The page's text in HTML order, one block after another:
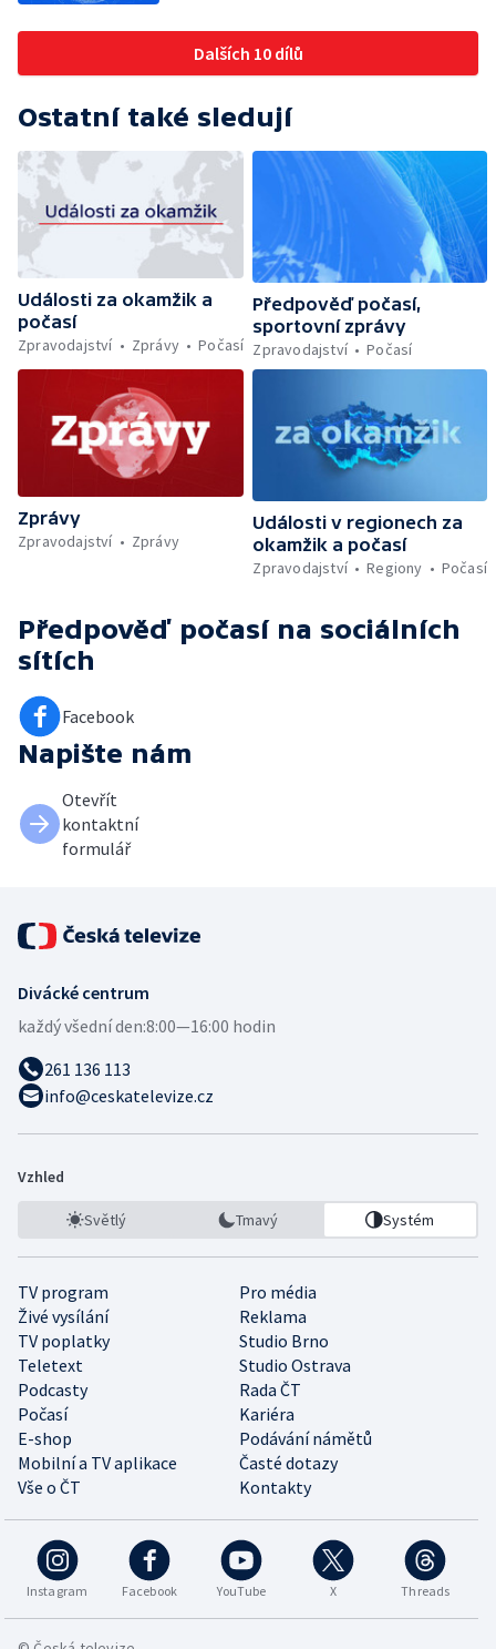
Dalších 10 dílů
Ostatní také sledují
Události za okamžik a
počasí
Zpravodajství
Zprávy Počasí
Předpověď počasí,
sportovní zprávy
Zpravodajství
Počasí
Zprávy
Zpravodajství
Zprávy
Události v regionech za
okamžik a počasí
Zpravodajství
Regiony Počasí
Předpověď počasí na sociálních
sítích
Facebook
Napište nám
Otevřít
kontaktní
formulář
Divácké centrum
každý všední den:8:00—16:00 hodin
261 136 113
info@ceskatelevize.cz
Vzhled
Světlý Tmavý Systém
TV program
Pro média
Živé vysílání
Reklama
TV poplatky
Studio Brno
Teletext
Studio Ostrava
Podcasty
Rada ČT
Počasí
Kariéra
E-shop
Podávání námětů
Mobilní a TV aplikace
Časté dotazy
Vše o ČT
Kontakty
Instagram Facebook YouTube X Threads